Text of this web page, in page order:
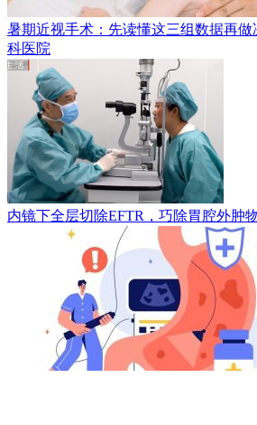
暑期近视手术：先读懂这三组数据再做
科医院
内镜下全层切除EFTR，巧除胃腔外肿